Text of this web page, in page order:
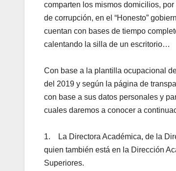
comparten los mismos domicilios,
de corrupción, en el “Honesto”
cuentan con bases de tiempo
calentando la silla de un escritorio…
Con base a la plantilla ocupacional
del 2019 y según la página de
con base a sus datos personales y
cuales daremos a conocer a
1. La Directora Académica, de la
quien también está en la Dirección
Superiores.